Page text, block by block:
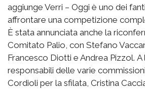
aggiunge Verri – Oggi è uno dei
affrontare una competizione
È stata annunciata anche la
Comitato Palio, con Stefano
Francesco Diotti e Andrea Pizzol.
responsabili delle varie
Cordioli per la sfilata, Cristina